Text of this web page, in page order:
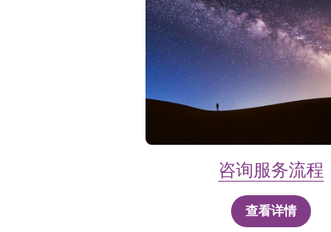
咨询服务流程
查看详情